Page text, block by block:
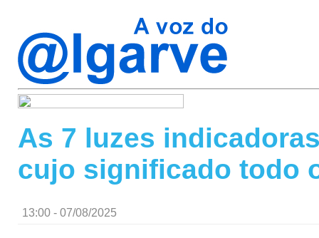
As 7 luzes
cujo significado todo
13:00 - 07/08/2025